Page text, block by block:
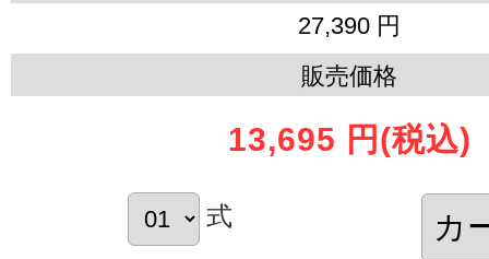
27,390 円
販売価格
13,695 円 (税込)
式